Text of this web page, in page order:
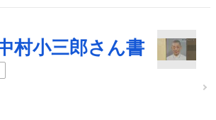
村小三郎さん書